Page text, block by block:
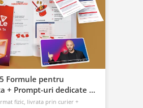
Formule pentru
+ Prompt-uri dedicate +
fizic, livrata prin curier +